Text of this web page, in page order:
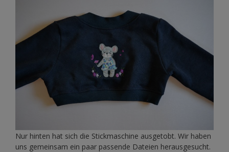
Nur hinten hat sich die Stickmaschine ausgetobt. Wir haben
uns gemeinsam ein paar passende Dateien herausgesucht.